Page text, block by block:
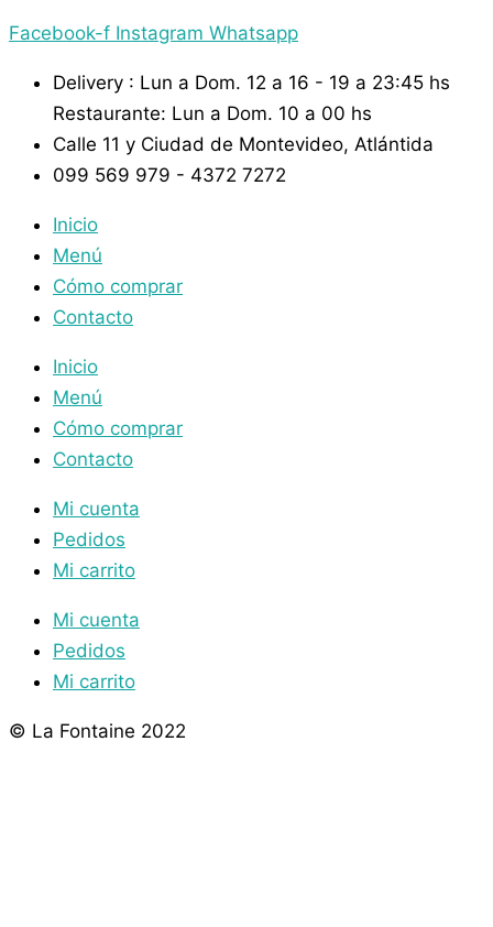
Facebook-f Instagram Whatsapp
Delivery : Lun a Dom. 12 a 16 - 19 a 23:45 hs
Restaurante: Lun a Dom. 10 a 00 hs
Calle 11 y Ciudad de Montevideo, Atlántida
099 569 979 - 4372 7272
Inicio
Menú
Cómo comprar
Contacto
Inicio
Menú
Cómo comprar
Contacto
Mi cuenta
Pedidos
Mi carrito
Mi cuenta
Pedidos
Mi carrito
© La Fontaine 2022